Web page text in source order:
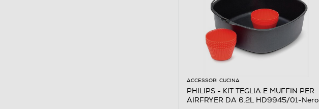
ACCESSORI CUCINA
PHILIPS - KIT TEGLIA E MUFFIN PER
AIRFRYER DA 6.2L HD9945/01-Nero